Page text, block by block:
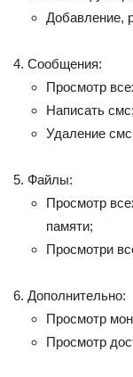
Добавление,
Сообщения:
Просмотр
Написать смс;
Удаление
Файлы:
Просмотр
памяти;
Просмотри
Дополнительно:
Просмотр
Просмотр